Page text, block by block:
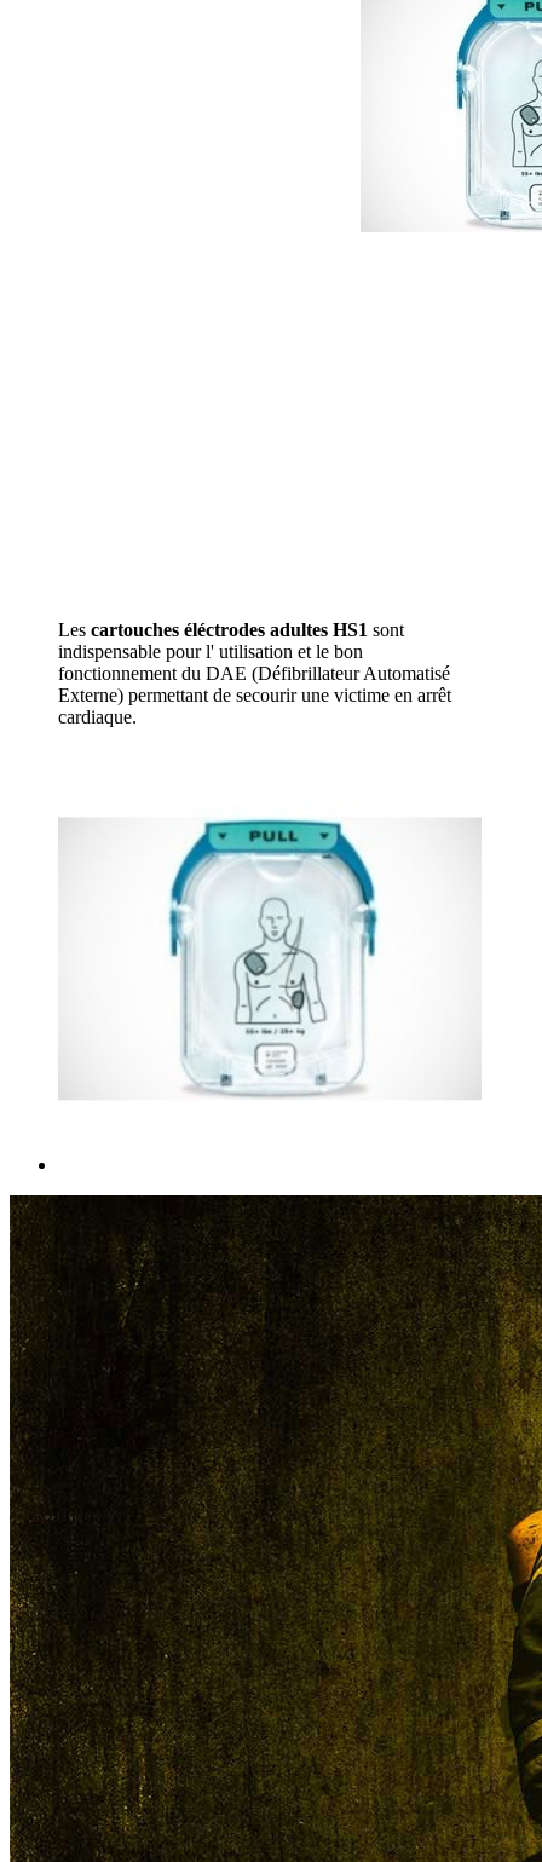
Les cartouches éléctrodes adultes HS1 sont
indispensable pour l' utilisation et le bon
fonctionnement du DAE (Défibrillateur Automatisé
Externe) permettant de secourir une victime en arrêt
cardiaque.